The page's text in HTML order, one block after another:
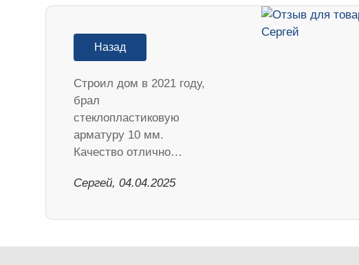
Назад
Строил дом в 2021 году,
брал
стеклопластиковую
арматуру 10 мм.
Качество отлично…
Сергей, 04.04.2025